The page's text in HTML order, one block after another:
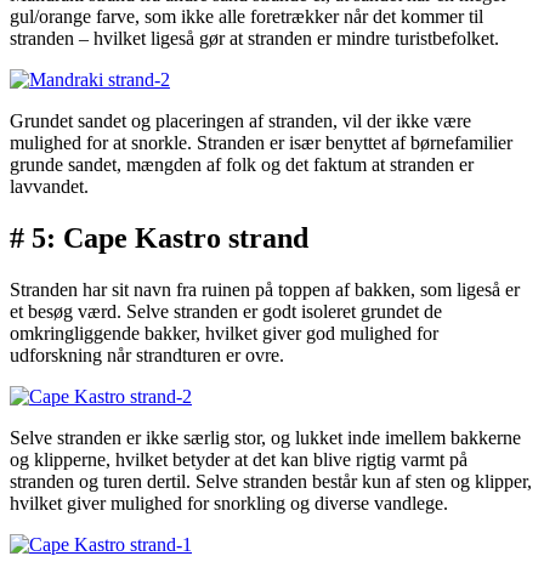
gul/orange farve, som ikke alle foretrækker når det kommer til
stranden – hvilket ligeså gør at stranden er mindre turistbefolket.
Grundet sandet og placeringen af stranden, vil der ikke være
mulighed for at snorkle. Stranden er især benyttet af børnefamilier
grunde sandet, mængden af folk og det faktum at stranden er
lavvandet.
# 5: Cape Kastro strand
Stranden har sit navn fra ruinen på toppen af bakken, som ligeså er
et besøg værd. Selve stranden er godt isoleret grundet de
omkringliggende bakker, hvilket giver god mulighed for
udforskning når strandturen er ovre.
Selve stranden er ikke særlig stor, og lukket inde imellem bakkerne
og klipperne, hvilket betyder at det kan blive rigtig varmt på
stranden og turen dertil. Selve stranden består kun af sten og klipper,
hvilket giver mulighed for snorkling og diverse vandlege.